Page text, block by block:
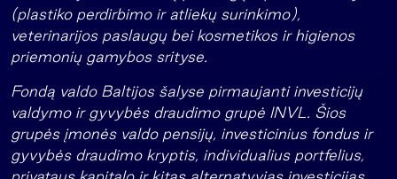
(plastiko perdirbimo ir atliekų surinkimo),
veterinarijos paslaugų bei kosmetikos ir higienos
priemonių gamybos srityse.
Fondą valdo Baltijos šalyse pirmaujanti investicijų
valdymo ir gyvybės draudimo grupė INVL. Šios
grupės įmonės valdo pensijų, investicinius fondus ir
gyvybės draudimo kryptis, individualius portfelius,